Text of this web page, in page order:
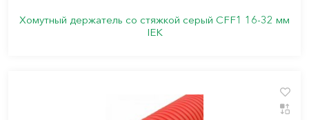
Хомутный держатель со стяжкой серый CFF1 16-32 мм
IEK